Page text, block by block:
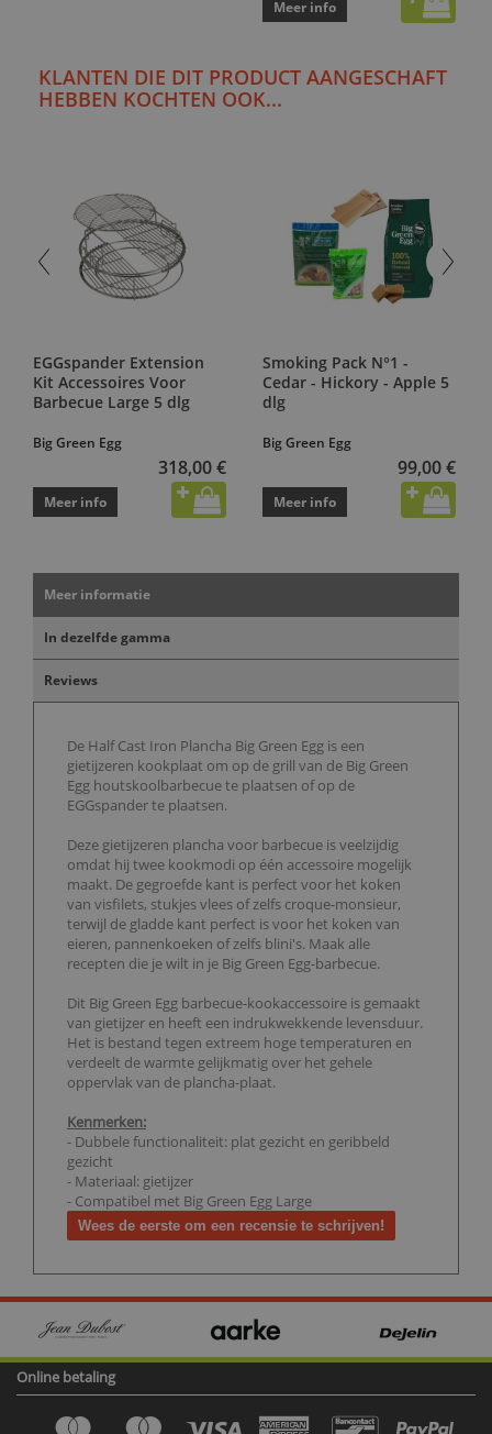
Meer info
KLANTEN DIE DIT PRODUCT AANGESCHAFT
HEBBEN KOCHTEN OOK...
EGGspander Extension
Kit Accessoires Voor
Barbecue Large 5 dlg
Big Green Egg
318,00 €
Meer info
Smoking Pack N°1 -
Cedar - Hickory - Apple 5
dlg
Big Green Egg
99,00 €
Meer info
Meer informatie
In dezelfde gamma
Reviews
De Half Cast Iron Plancha Big Green Egg is een
gietijzeren kookplaat om op de grill van de Big Green
Egg houtskoolbarbecue te plaatsen of op de
EGGspander te plaatsen.
Deze gietijzeren plancha voor barbecue is veelzijdig
omdat hij twee kookmodi op één accessoire mogelijk
maakt. De gegroefde kant is perfect voor het koken
van visfilets, stukjes vlees of zelfs croque-monsieur,
terwijl de gladde kant perfect is voor het koken van
eieren, pannenkoeken of zelfs blini's. Maak alle
recepten die je wilt in je Big Green Egg-barbecue.
Dit Big Green Egg barbecue-kookaccessoire is gemaakt
van gietijzer en heeft een indrukwekkende levensduur.
Het is bestand tegen extreem hoge temperaturen en
verdeelt de warmte gelijkmatig over het gehele
oppervlak van de plancha-plaat.
Kenmerken:
- Dubbele functionaliteit: plat gezicht en geribbeld
gezicht
- Materiaal: gietijzer
- Compatibel met Big Green Egg Large
Wees de eerste om een recensie te schrijven!
Online betaling